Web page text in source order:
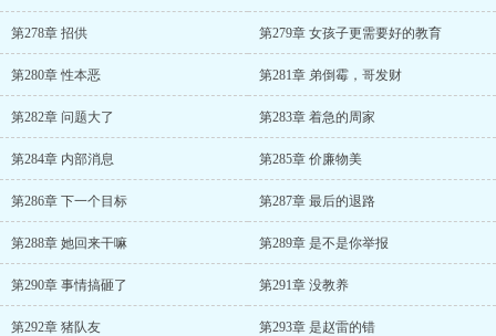
第278章 招供 第279章 女孩子更需要好的教育
第280章 性本恶 第281章 弟倒霉，哥发财
第282章 问题大了 第283章 着急的周家
第284章 内部消息 第285章 价廉物美
第286章 下一个目标 第287章 最后的退路
第288章 她回来干嘛 第289章 是不是你举报
第290章 事情搞砸了 第291章 没教养
第292章 猪队友 第293章 是赵雷的错